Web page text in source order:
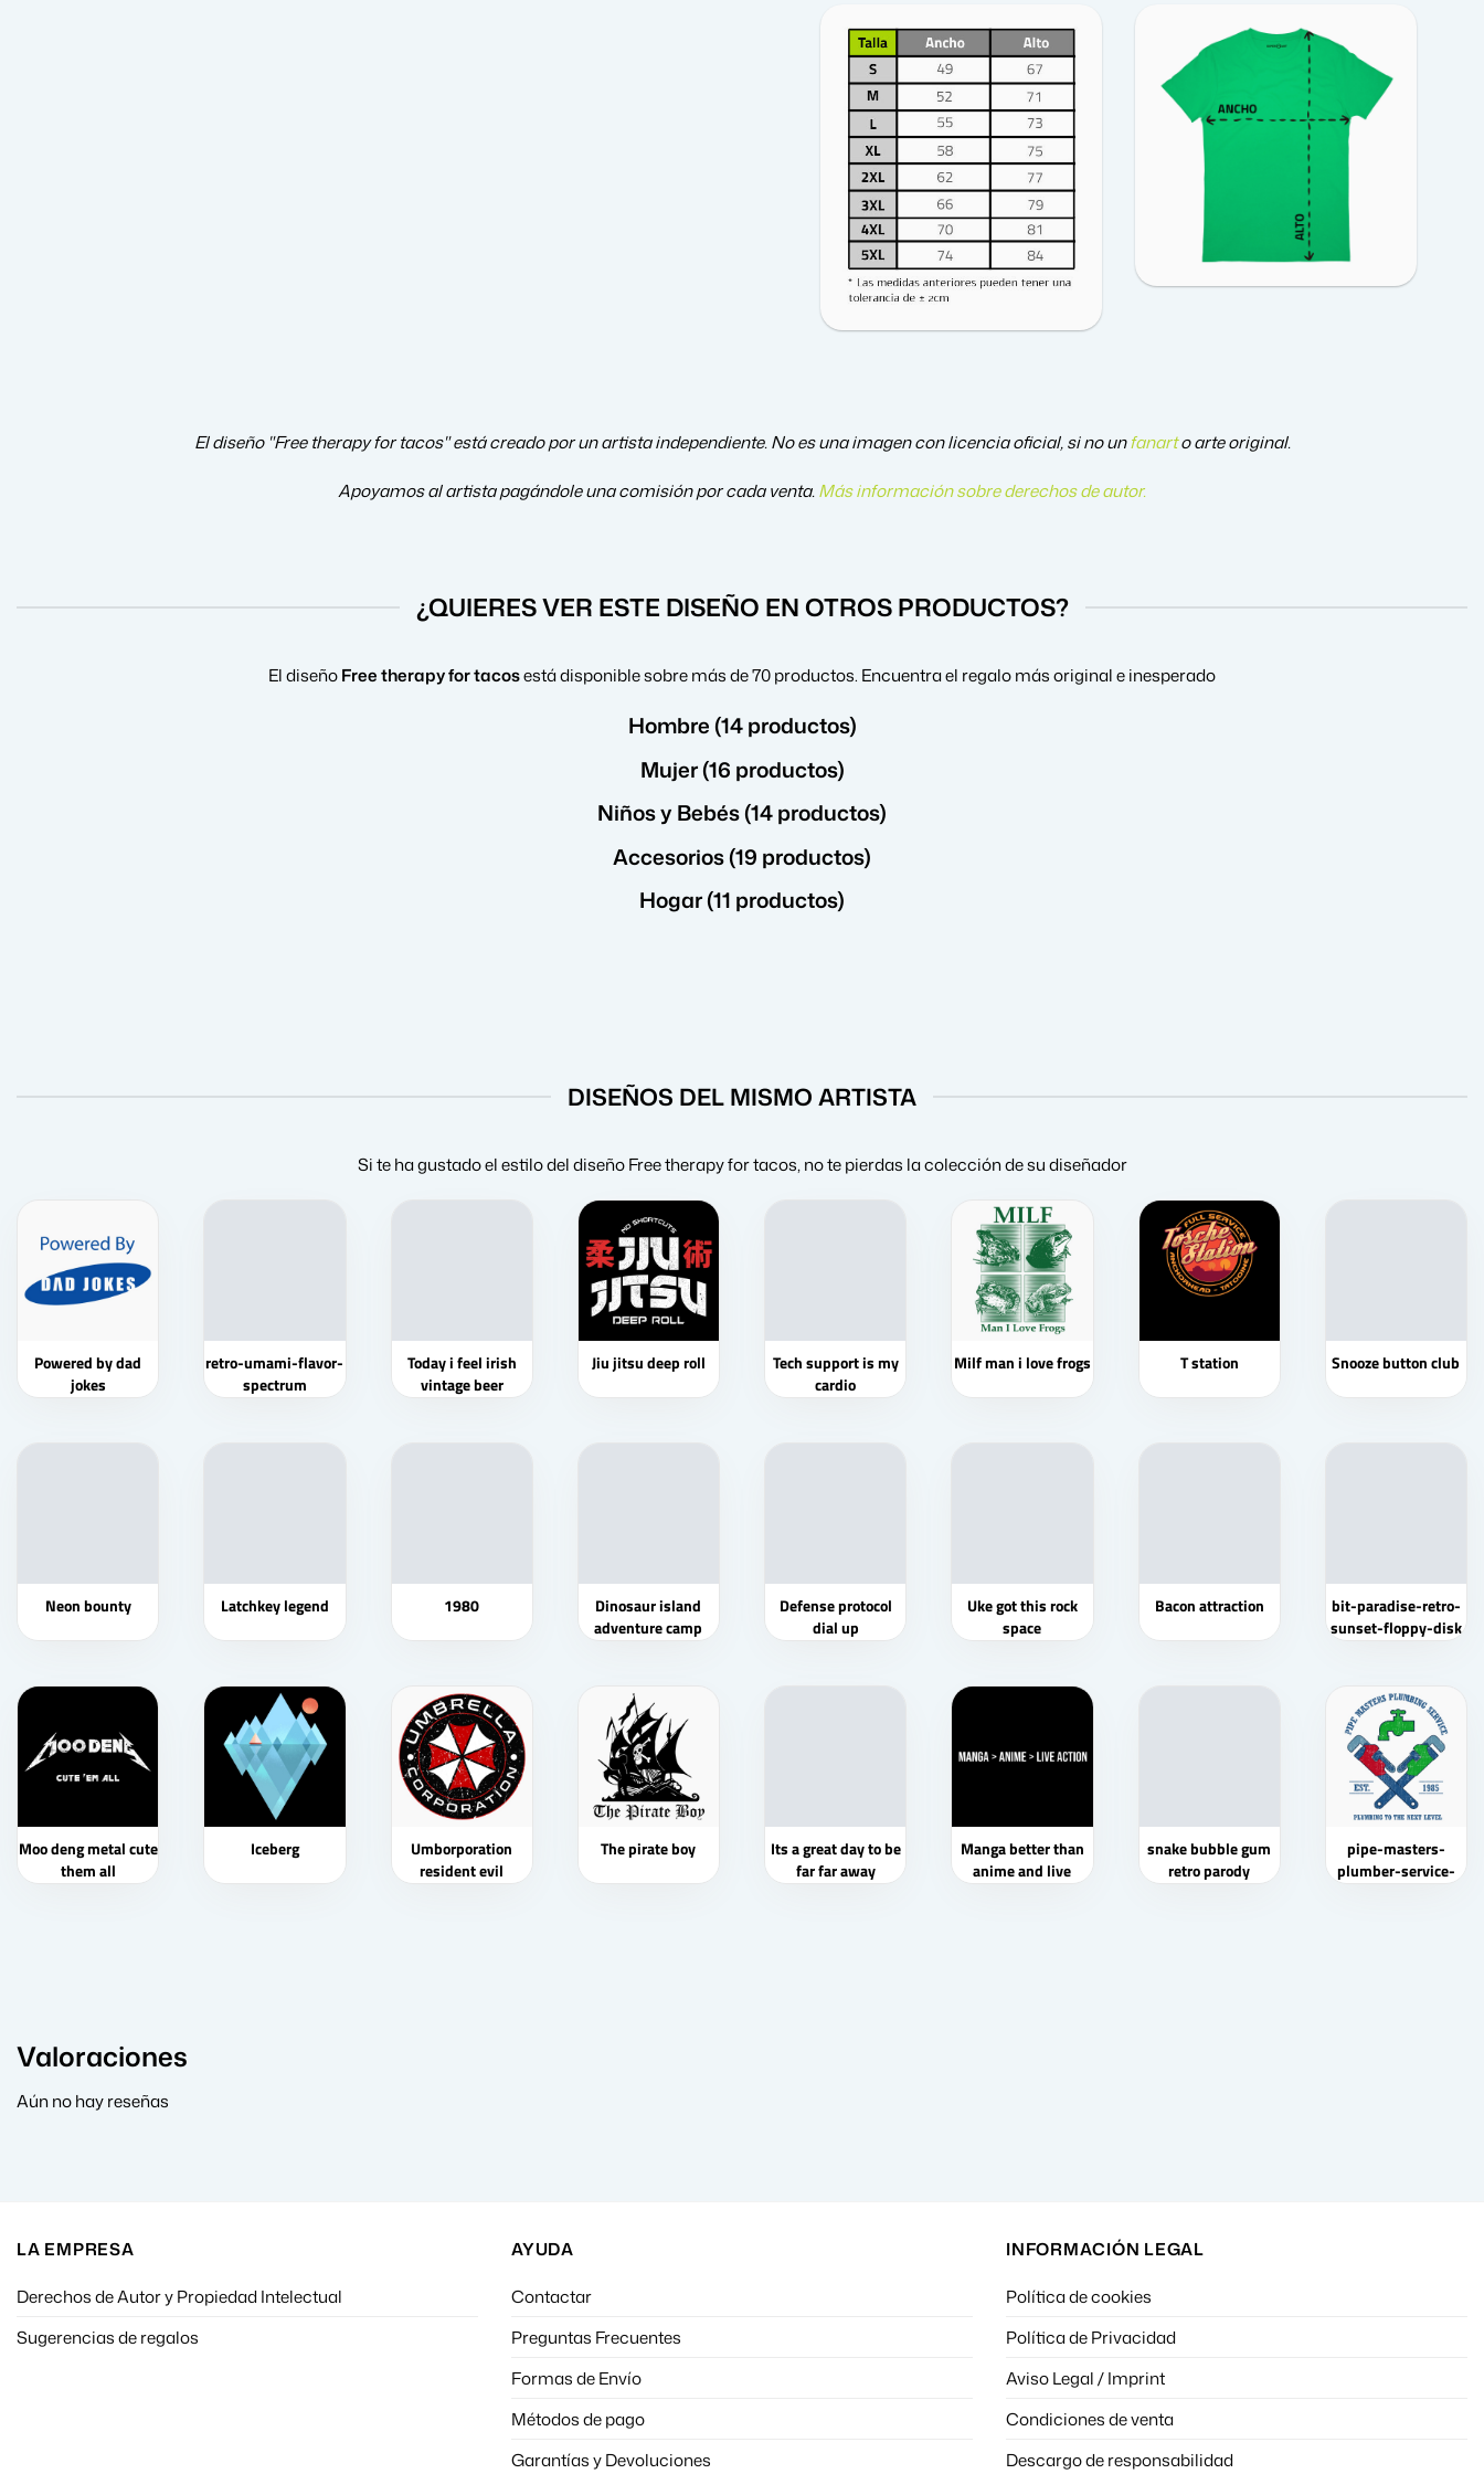
El diseño "Free therapy for tacos" está creado por un artista independiente. No es una imagen con licencia oficial, si no unfanart o arte original.
Apoyamos al artista pagándole una comisión por cada venta.Más información sobre derechos de autor.
¿QUIERES VER ESTE DISEÑO EN OTROS PRODUCTOS?
El diseñoFree therapy for tacosestá disponible sobre más de 70 productos. Encuentra el regalo más original e inesperado
Hombre (14 productos)
Mujer (16 productos)
Niños y Bebés (14 productos)
Accesorios (19 productos)
Hogar (11 productos)
DISEÑOS DEL MISMO ARTISTA
Si te ha gustado el estilo del diseño Free therapy for tacos, no te pierdas la colección de su diseñador
Powered by dad
jokes
retro-umami-flavor-
spectrum
Today i feel irish
vintage beer
Jiu jitsu deep roll
Tech support is my
cardio
Milf man i love frogs T station Snooze button club
Neon bounty Latchkey legend 1980
Dinosaur island
adventure camp
Defense protocol
dial up
Uke got this rock
space
Bacon attraction
bit-paradise-retro-
sunset-floppy-disk
Moo deng metal cute
them all
Iceberg
Umborporation
resident evil
The pirate boy
Its a great day to be
far far away
Manga better than
anime and live
snake bubble gum
retro parody
pipe-masters-
plumber-service-
Valoraciones
Aún no hay reseñas
LA EMPRESA
Derechos de Autor y Propiedad Intelectual
Sugerencias de regalos
AYUDA
Contactar
Preguntas Frecuentes
Formas de Envío
Métodos de pago
Garantías y Devoluciones
INFORMACIÓN LEGAL
Política de cookies
Política de Privacidad
Aviso Legal / Imprint
Condiciones de venta
Descargo de responsabilidad